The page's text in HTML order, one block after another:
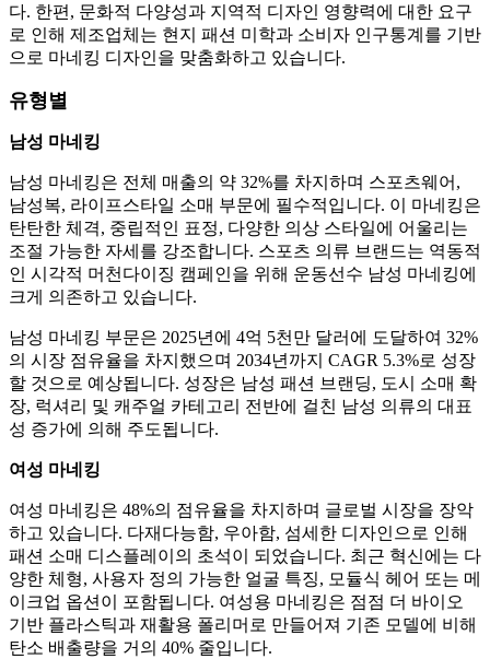
다. 한편, 문화적 다양성과 지역적 디자인 영향력에 대한 요구
로 인해 제조업체는 현지 패션 미학과 소비자 인구통계를 기반
으로 마네킹 디자인을 맞춤화하고 있습니다.
유형별
남성 마네킹
남성 마네킹은 전체 매출의 약 32%를 차지하며 스포츠웨어,
남성복, 라이프스타일 소매 부문에 필수적입니다. 이 마네킹은
탄탄한 체격, 중립적인 표정, 다양한 의상 스타일에 어울리는
조절 가능한 자세를 강조합니다. 스포츠 의류 브랜드는 역동적
인 시각적 머천다이징 캠페인을 위해 운동선수 남성 마네킹에
크게 의존하고 있습니다.
남성 마네킹 부문은 2025년에 4억 5천만 달러에 도달하여 32%
의 시장 점유율을 차지했으며 2034년까지 CAGR 5.3%로 성장
할 것으로 예상됩니다. 성장은 남성 패션 브랜딩, 도시 소매 확
장, 럭셔리 및 캐주얼 카테고리 전반에 걸친 남성 의류의 대표
성 증가에 의해 주도됩니다.
여성 마네킹
여성 마네킹은 48%의 점유율을 차지하며 글로벌 시장을 장악
하고 있습니다. 다재다능함, 우아함, 섬세한 디자인으로 인해
패션 소매 디스플레이의 초석이 되었습니다. 최근 혁신에는 다
양한 체형, 사용자 정의 가능한 얼굴 특징, 모듈식 헤어 또는 메
이크업 옵션이 포함됩니다. 여성용 마네킹은 점점 더 바이오
기반 플라스틱과 재활용 폴리머로 만들어져 기존 모델에 비해
탄소 배출량을 거의 40% 줄입니다.